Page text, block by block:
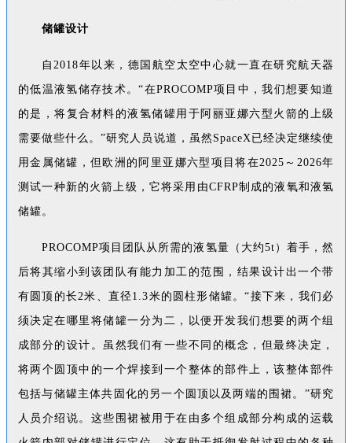
储罐设计
自2018年以来，德国航空太空中心就一直在研究航天器
的低温液氢储存技术。“在PROCOMP项目中，我们想要知道
的是，将复合材料的液氢储罐用于阿丽亚娜六型火箭的上级
需要做些什么。”研究人员说道，虽然SpaceX已经决定继续使
用金属储罐，但欧洲的阿里亚娜六型项目将在2025～2026年
测试一种新的火箭上级，它将采用由CFRP制成的液氧和液氢
储罐。
PROCOMP项目团队从所需的液氢量（大约5t）着手，然
后将其缩小到该团队有能力加工的范围，结果设计出一个带
有圆顶的长2米、直径1.3米的圆柱形储罐。“接下来，我们必
须决定在哪里将储罐一分为二，以便开发我们想要的两个组
成部分的设计。虽然我们有一些不同的概念，但最终决定，
将两个圆顶中的一个焊接到一个整体的部件上，该整体部件
包括与储罐主体共固化的另一个圆顶以及两端的围裙。”研究
人员介绍说。这些围裙被用于在由多个组成部分构成的运载